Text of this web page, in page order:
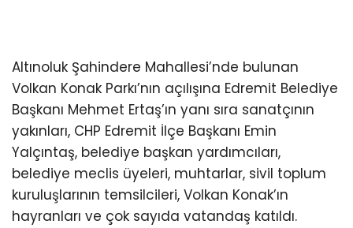
Altınoluk Şahindere Mahallesi’nde bulunan
Volkan Konak Parkı’nın açılışına Edremit Belediye
Başkanı Mehmet Ertaş’ın yanı sıra sanatçının
yakınları, CHP Edremit İlçe Başkanı Emin
Yalçıntaş, belediye başkan yardımcıları,
belediye meclis üyeleri, muhtarlar, sivil toplum
kuruluşlarının temsilcileri, Volkan Konak’ın
hayranları ve çok sayıda vatandaş katıldı.